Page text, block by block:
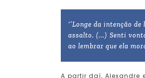
‘’Longe da intenção
assalto. (...) Senti
ao lembrar que ela
A partir daí, Alexandre